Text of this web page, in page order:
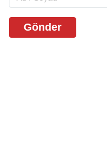
Gönder